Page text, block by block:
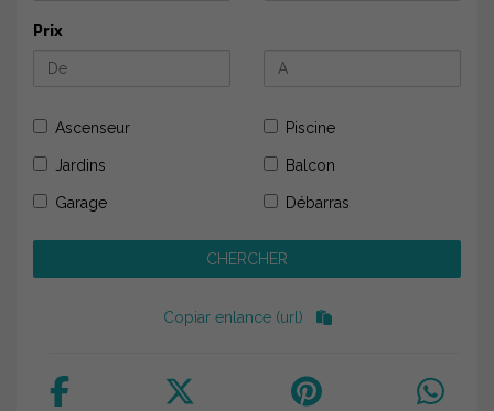
Prix
Ascenseur Piscine
Jardins Balcon
Garage Débarras
Copiar enlance (url)